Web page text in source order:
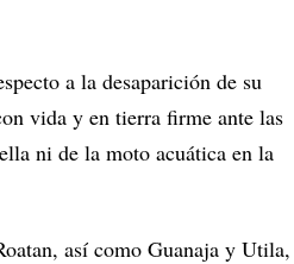
a la desaparición de su
vida y en tierra firme ante las
ni de la moto acuática en la
así como Guanaja y Utila,